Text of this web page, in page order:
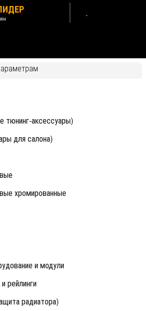
тюнинг-аксессуары)
для салона)
хромированные
и модули
рейлинги
радиатора)
с Т-
Фиксаторы для лыж и
Strelka
колесных арок автомобиля
Strelka